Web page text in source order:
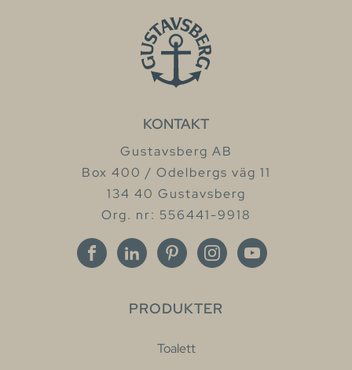
KONTAKT
Gustavsberg AB
Box 400 / Odelbergs väg 11
134 40 Gustavsberg
Org. nr: 556441-9918
PRODUKTER
Toalett